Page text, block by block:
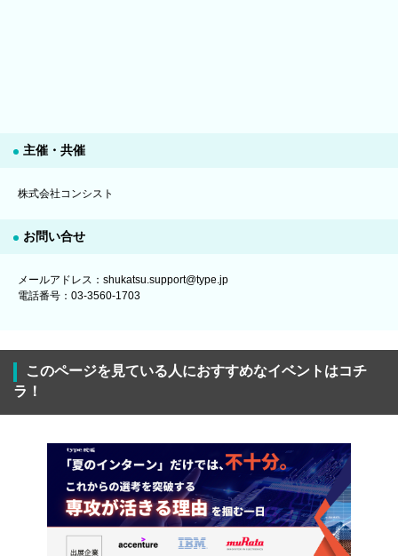
主催・共催
株式会社コンシスト
お問い合せ
メールアドレス：shukatsu.support@type.jp
電話番号：03-3560-1703
このページを見ている人におすすめなイベントはコチ
ラ！